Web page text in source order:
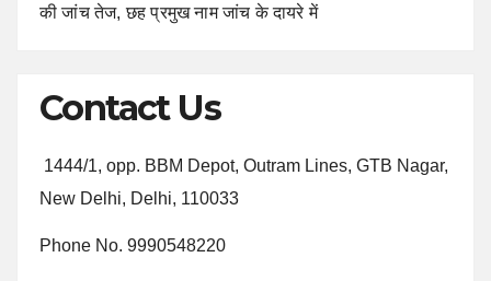
की जांच तेज, छह प्रमुख नाम जांच के दायरे में
Contact Us
1444/1, opp. BBM Depot, Outram Lines, GTB Nagar,
New Delhi, Delhi, 110033
Phone No. 9990548220